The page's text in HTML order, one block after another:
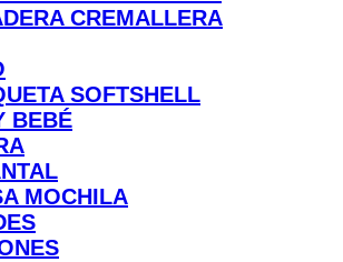
CREMALLERA
SOFTSHELL
BEBÉ
MOCHILA